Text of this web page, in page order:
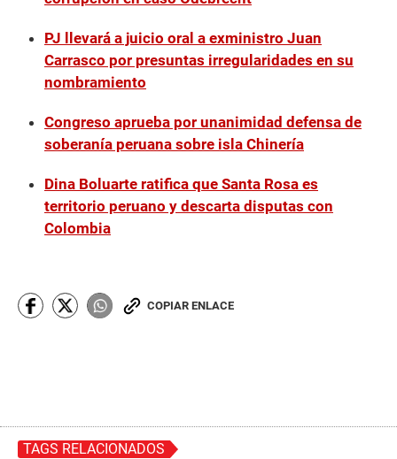
PJ llevará a juicio oral a exministro Juan
Carrasco por presuntas irregularidades en su
nombramiento
Congreso aprueba por unanimidad defensa de
soberanía peruana sobre isla Chinería
Dina Boluarte ratifica que Santa Rosa es
territorio peruano y descarta disputas con
Colombia
COPIAR ENLACE
TAGS RELACIONADOS